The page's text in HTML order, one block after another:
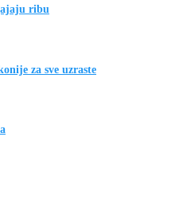
ribu
za sve uzraste